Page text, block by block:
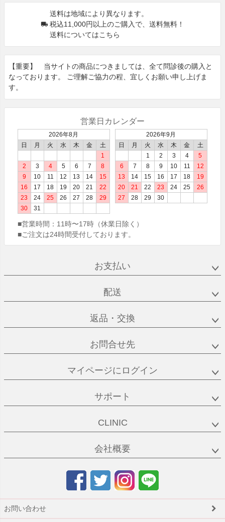
送料は地域により異なります。
税込11,000円以上のご購入で、送料無料！
送料についてはこちら
【重要】 当サイトの商品につきましては、全て問診後の購⼊と
なっております。 ご理解ご協⼒の程、宜しくお願い申し上げま
す。
営業日カレンダー
2026年8月
日
月 火 水 木 金
土
1
2
3 4 5 6 7
8
9
10 11 12 13 14
15
16
17 18 19 20 21
22
23
24 25 26 27 28
29
30
31
2026年9月
日
月 火 水 木 金
土
1
2 3 4
5
6
7 8 9 10 11
12
13
14 15 16 17 18
19
20
21 22 23 24 25
26
27
28 29 30
■営業時間： 11時〜17時（休業日除く）
■ご注文は24時間受付しております。
お支払い
配送
返品・交換
お問合せ先
マイページにログイン
サポート
CLINIC
会社概要
お問い合わせ